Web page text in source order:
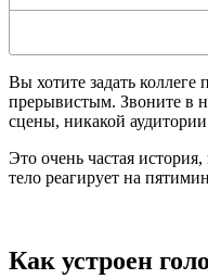
Вы хотите задать
прерывистым. Звоните в
сцены, никакой
Это очень частая
тело реагирует на
Как устроен